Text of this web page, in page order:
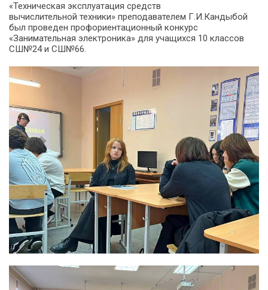
«Техническая эксплуатация средств
вычислительной техники» преподавателем Г.И.Кандыбой
был проведен профориентационный конкурс
«Занимательная электроника» для учащихся 10 классов
СШ№24 и СШ№66.